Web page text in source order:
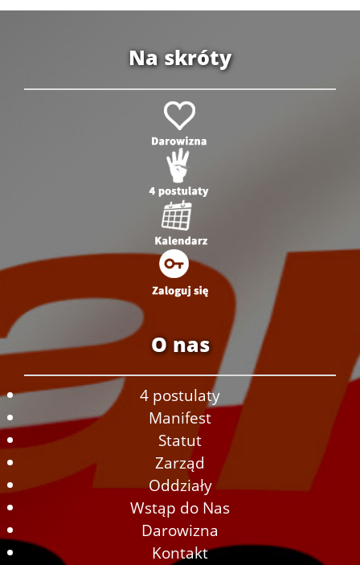
Na skróty
O nas
4 postulaty
Manifest
Statut
Zarząd
Oddziały
Wstąp do Nas
Darowizna
Kontakt